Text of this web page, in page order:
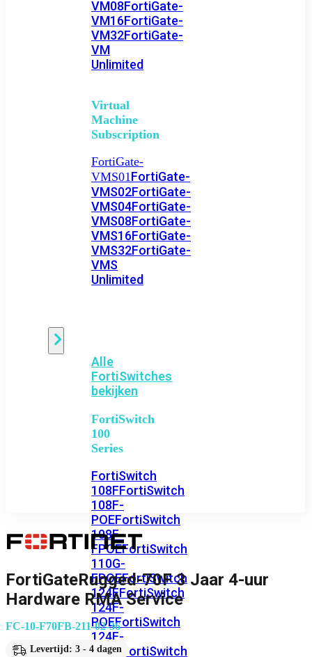
VM08FortiGate-
VM16FortiGate-
VM32FortiGate-
VM
Unlimited
Virtual
Machine
Subscription
FortiGate-
VMS01FortiGate-
VMS02FortiGate-
VMS04FortiGate-
VMS08FortiGate-
VMS16FortiGate-
VMS32FortiGate-
VMS
Unlimited
Alle
FortiSwitches
bekijken
FortiSwitch
100
Series
FortiSwitch
108FFortiSwitch
108F-
POEFortiSwitch
108F-
FPOEFortiSwitch
110G-
FPOEFortiSwitch
124FFortiSwitch
124F-
POEFortiSwitch
124F-
FPOE FortiSwitch
FortiGateRugged-70F 3 Jaar 4-uur
Hardware RMA Service
FC-10-F70FB-211-02-36
Levertijd: 3 - 4 dagen